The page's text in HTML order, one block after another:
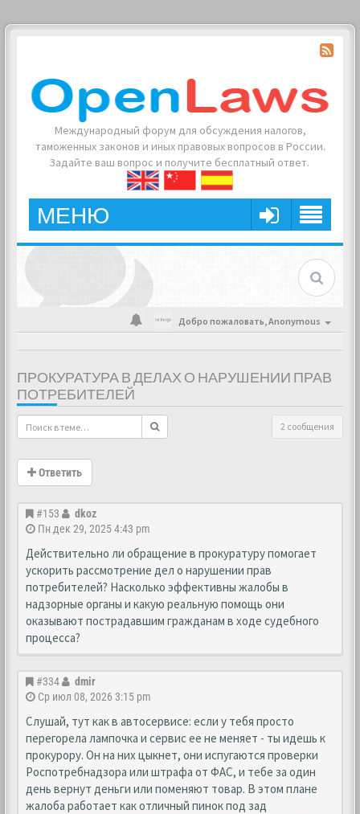
Международный форум для обсуждения налогов,
таможенных законов и иных правовых вопросов в России.
Задайте ваш вопрос и получите бесплатный ответ.
МЕНЮ
Добро пожаловать,Anonymous
ПРОКУРАТУРА В ДЕЛАХ О НАРУШЕНИИ ПРАВ
ПОТРЕБИТЕЛЕЙ
2 сообщения
Ответить
#153
dkoz
Пн дек 29, 2025 4:43 pm
Действительно ли обращение в прокуратуру помогает
ускорить рассмотрение дел о нарушении прав
потребителей? Насколько эффективны жалобы в
надзорные органы и какую реальную помощь они
оказывают пострадавшим гражданам в ходе судебного
процесса?
#334
dmir
Ср июл 08, 2026 3:15 pm
Слушай, тут как в автосервисе: если у тебя просто
перегорела лампочка и сервис ее не меняет - ты идешь к
прокурору. Он на них цыкнет, они испугаются проверки
Роспотребнадзора или штрафа от ФАС, и тебе за один
день вернут деньги или поменяют товар. В этом плане
жалоба работает как отличный пинок под зад